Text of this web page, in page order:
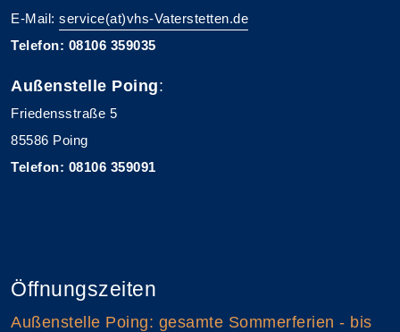
E-Mail: service(at)vhs-Vaterstetten.de
Telefon: 08106 359035
Außenstelle Poing:
Friedensstraße 5
85586 Poing
Telefon: 08106 359091
Öffnungszeiten
Außenstelle Poing: gesamte Sommerferien - bis